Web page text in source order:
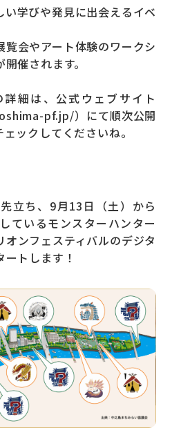
学びや発見に出会えるイベ
会やアート体験のワークシ
催されます。
細は、公式ウェブサイト
pf.jp/）にて順次公開
ックしてくださいね。
立ち、9月13日（土）から
ているモンスターハンター
ンフェスティバルのデジタ
トします！